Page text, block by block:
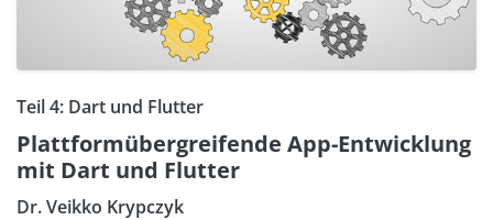
Teil 4: Dart und Flutter
Plattformübergreifende App-Entwicklung
mit Dart und Flutter
Dr. Veikko Krypczyk